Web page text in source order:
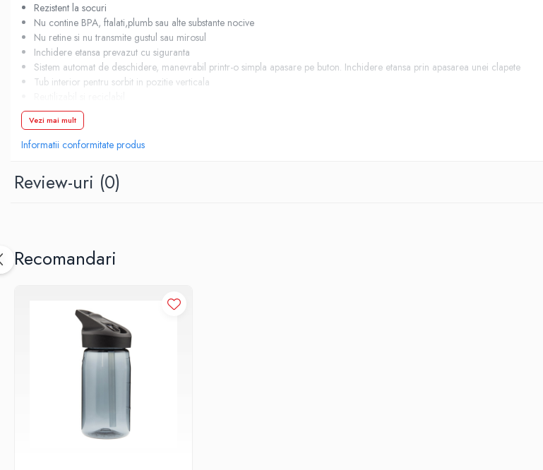
Rezistent la socuri
Nu contine BPA, ftalati,plumb sau alte substante nocive
Nu retine si nu transmite gustul sau mirosul
Inchidere etansa prevazut cu siguranta
Sistem automat de deschidere, manevrabil printr-o simpla apasare pe buton. Inchidere etansa prin apasarea unei clapete
Tub interior pentru sorbit in pozitie verticala
Diametru 7.3 cm
inaltime 17.7 cm
greutate 149 gr
Nu este indicat folosirea bauturilor acidulate
Este un plastic rezistent la impact. Produsele din Tritan rezista caderilor accidentale si nu produc cioburi precum sticla
Este un plastic dur. Produsele din Tritan au o durata de folosire indelungata
Tritanul a fost testat si aprobat pentru uzul alimentar (produse ce vin in contact cu alimente) de catre urmatoarele agentii nationale:
Health Canada
S. Food and Drug Administration
European Food Safety Authority and European Commission
China’s Ministry of Health
Japan Hygienic Olefin and Styrene Plastics Association
Vezi mai mult
Informatii conformitate produs
Review-uri (0)
Recomandari